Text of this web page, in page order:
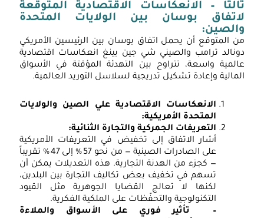
ثالثاً –
الانعكاسات الاقتصادية المتوقعة
لاتفاق بوسان بين الولايات المتحدة
والصين:
من المتوقع أن يحمل اتفاق بوسان بين الرئيسين الأمريكي
دونالد ترامب والصيني شي جين بينغ انعكاسات اقتصادية
عالمية واسعة، تتراوح بين التهدئة المؤقتة في الأسواق
المالية وإعادة تشكيل تدريجية لسلاسل التوريد العالمية.
الانعكاسات الاقتصادية علي الصين والولايات
المتحدة الأمريكية:
التعريفات الجمركية والتجارة الثنائية:
أشار الاتفاق إلى تخفيض في التعريفات الأمريكية
على الصادرات الصينية — من نحو 57 % إلى 47 % تقريباً
— كجزء من الهدنة التجارية. هذه التعديلات يمكن أن
تسهم في تخفيف بعض تكاليف التجارة بين البلدين،
لكنها لا تعالج القضايا الجوهرية مثل القيود
التكنولوجية والتحفّظات على الملكية الفكرية.
– تأثير فوري على الأسواق والملاءة